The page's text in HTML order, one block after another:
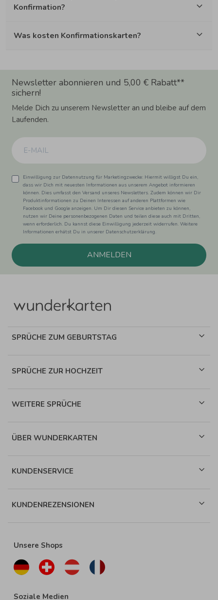
Konfirmation?
Was kosten Konfirmationskarten?
Newsletter abonnieren und 5,00 € Rabatt**
sichern!
Melde Dich zu unserem Newsletter an und bleibe auf dem
Laufenden.
Einwilligung zur Datennutzung für Marketingzwecke: Hiermit willigst Du ein,
dass wir Dich mit neuesten Informationen aus unserem Angebot informieren
können. Dies umfasst den Versand unseres Newsletters. Zudem können wir Dir
Produktinformationen zu Deinen Interessen auf anderen Plattformen wie
Facebook und Google anzeigen. Um Dir diesen Service anbieten zu können,
nutzen wir Deine personenbezogenen Daten und teilen diese auch mit Dritten,
wenn erforderlich. Du kannst diese Einwilligung jederzeit widerrufen. Weitere
Informationen erhätst Du in unserer Datenschutzerklärung.
ANMELDEN
SPRÜCHE ZUM GEBURTSTAG
SPRÜCHE ZUR HOCHZEIT
WEITERE SPRÜCHE
ÜBER WUNDERKARTEN
KUNDENSERVICE
KUNDENREZENSIONEN
Unsere Shops
Soziale Medien